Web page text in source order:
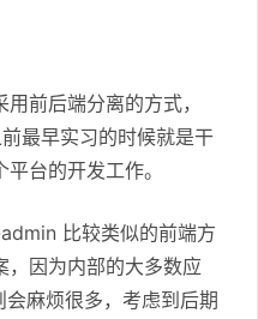
前后端分离的方式，
最早实习的时候就是干
台的开发工作。
比较类似的前端方
，因为内部的大多数应
麻烦很多，考虑到后期